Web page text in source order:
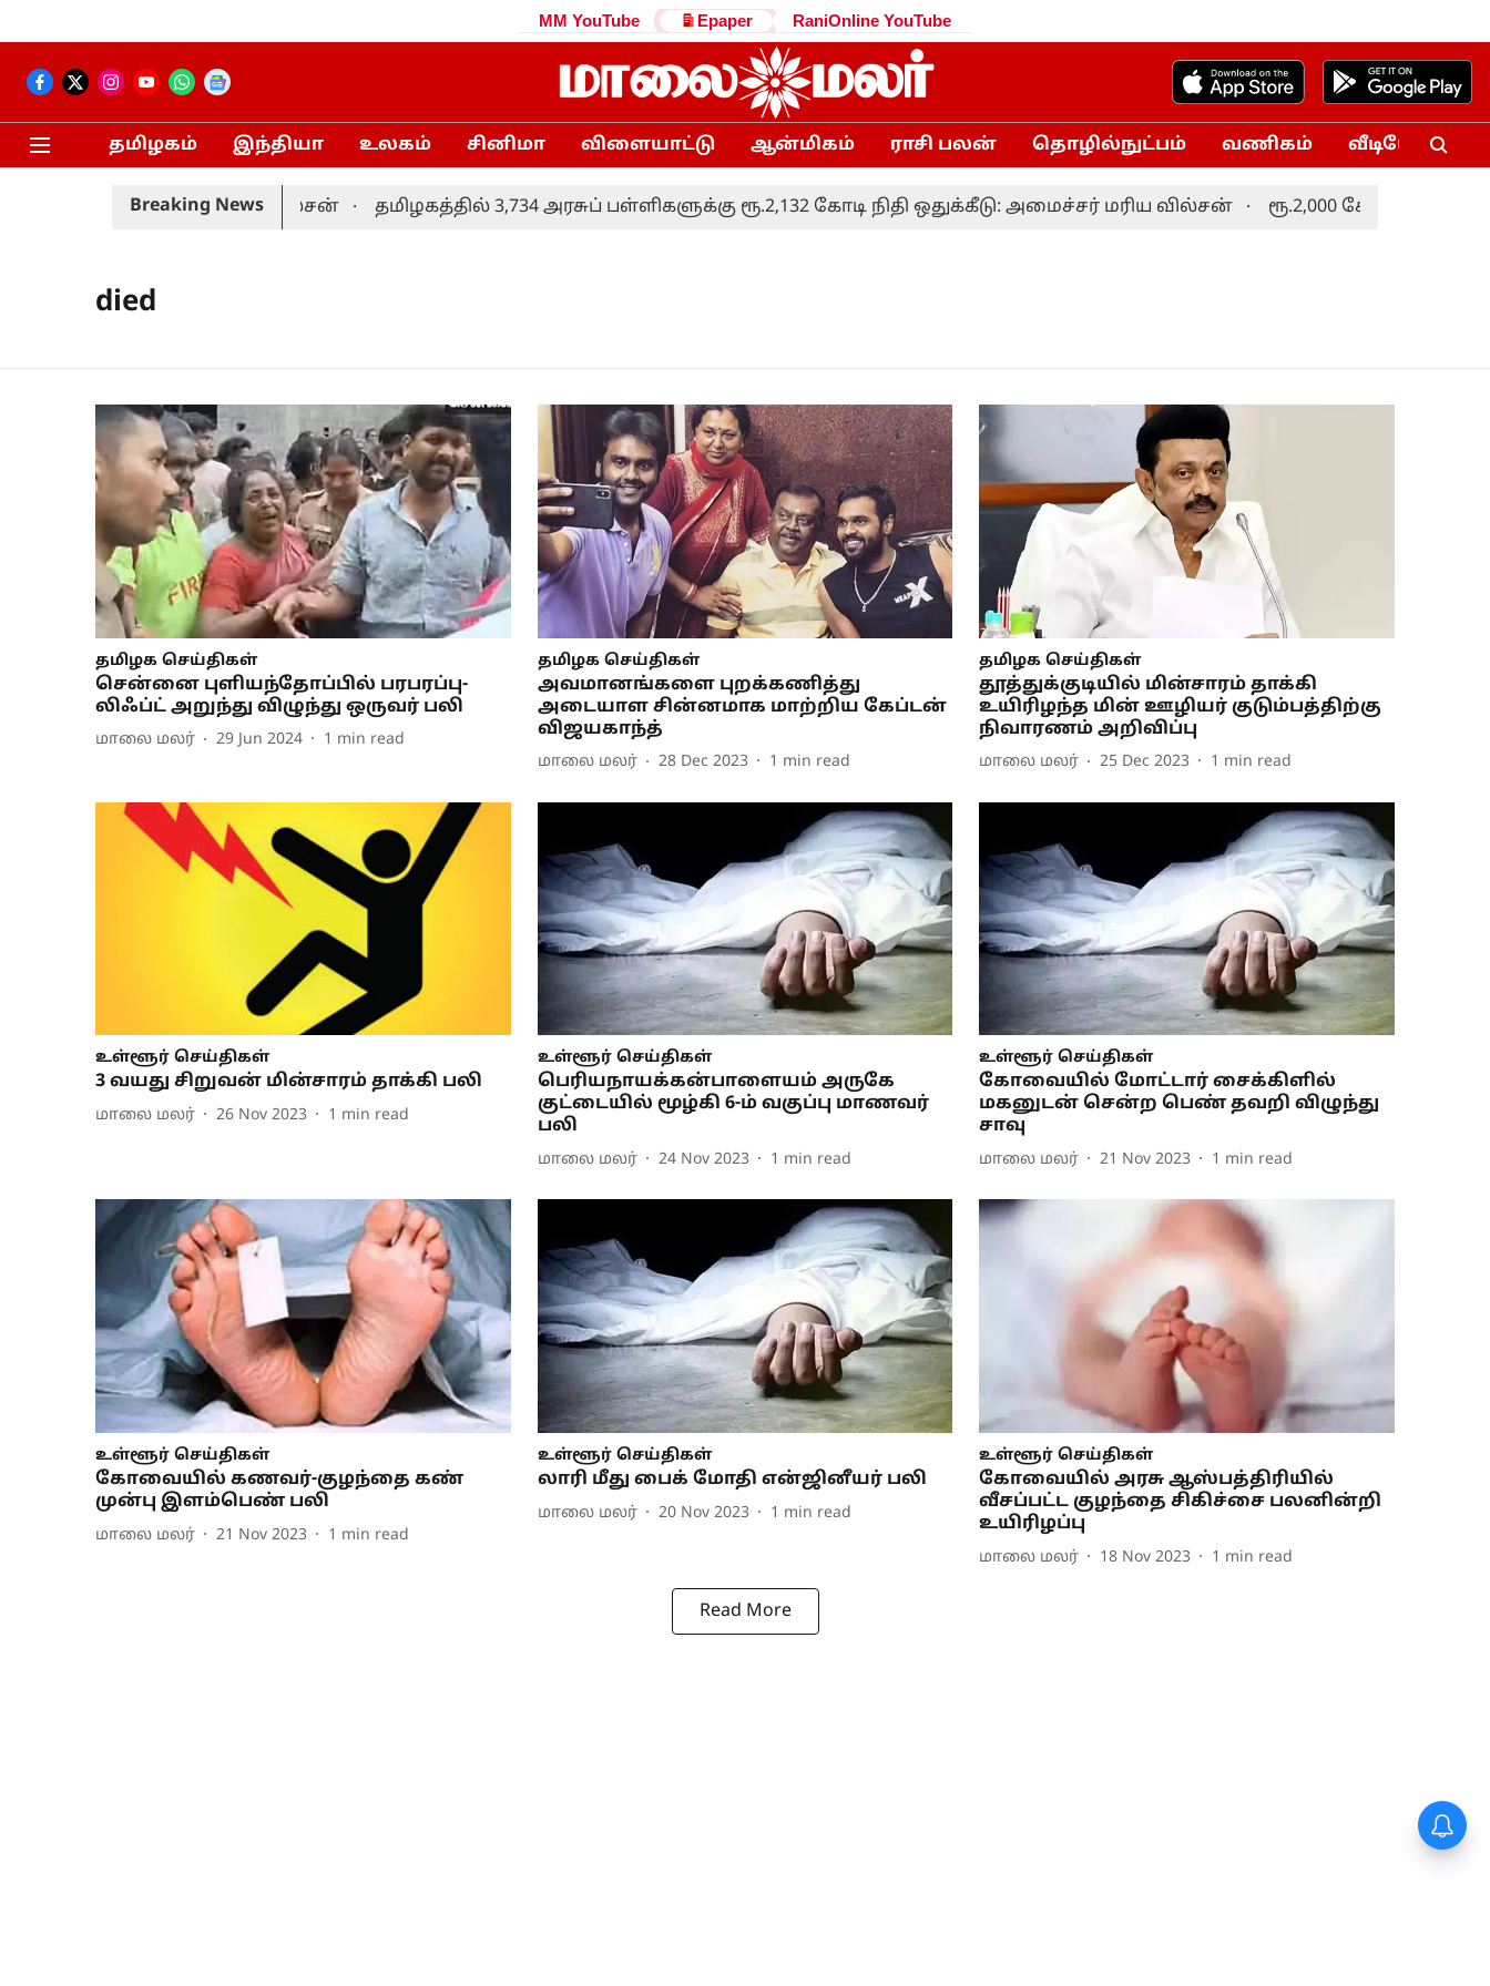
MM YouTube Epaper RaniOnline YouTube
தமிழகம் இந்தியா உலகம் சினிமா விளையாட்டு ஆன்மிகம் ராசி பலன் தொழில்நுட்பம் வணிகம் வீடியோ
Breaking News
வழங்கும் திட்டம்-மரிய வில்சன் தமிழகத்தில் 3,734 அரசுப் பள்ளிகளுக்கு ரூ.2,132 கோடி நிதி ஒதுக்கீடு: அமைச்சர் மரிய வில்சன் ரூ.2,000 கோடி
died
தமிழக செய்திகள்
சென்னை புளியந்தோப்பில் பரபரப்பு-
லிஃப்ட் அறுந்து விழுந்து ஒருவர் பலி
மாலை மலர் 29 Jun 2024 1 min read
தமிழக செய்திகள்
அவமானங்களை புறக்கணித்து
அடையாள சின்னமாக மாற்றிய கேப்டன்
விஜயகாந்த்
மாலை மலர் 28 Dec 2023 1 min read
தமிழக செய்திகள்
தூத்துக்குடியில் மின்சாரம் தாக்கி
உயிரிழந்த மின் ஊழியர் குடும்பத்திற்கு
நிவாரணம் அறிவிப்பு
மாலை மலர் 25 Dec 2023 1 min read
உள்ளூர் செய்திகள்
3 வயது சிறுவன் மின்சாரம் தாக்கி பலி
மாலை மலர் 26 Nov 2023 1 min read
உள்ளூர் செய்திகள்
பெரியநாயக்கன்பாளையம் அருகே
குட்டையில் மூழ்கி 6-ம் வகுப்பு மாணவர்
பலி
மாலை மலர் 24 Nov 2023 1 min read
உள்ளூர் செய்திகள்
கோவையில் மோட்டார் சைக்கிளில்
மகனுடன் சென்ற பெண் தவறி விழுந்து
சாவு
மாலை மலர் 21 Nov 2023 1 min read
உள்ளூர் செய்திகள்
கோவையில் கணவர்-குழந்தை கண்
முன்பு இளம்பெண் பலி
மாலை மலர் 21 Nov 2023 1 min read
உள்ளூர் செய்திகள்
லாரி மீது பைக் மோதி என்ஜினீயர் பலி
மாலை மலர் 20 Nov 2023 1 min read
உள்ளூர் செய்திகள்
கோவையில் அரசு ஆஸ்பத்திரியில்
வீசப்பட்ட குழந்தை சிகிச்சை பலனின்றி
உயிரிழப்பு
மாலை மலர் 18 Nov 2023 1 min read
Read More